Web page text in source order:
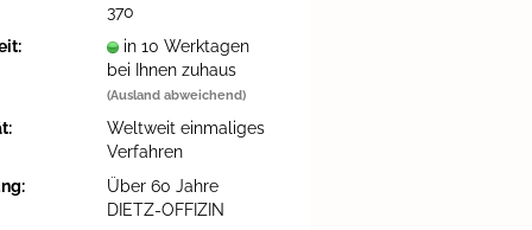
370
in 10 Werktagen
bei Ihnen zuhaus
(Ausland abweichend)
Weltweit einmaliges
Verfahren
Über 60 Jahre
DIETZ-OFFIZIN